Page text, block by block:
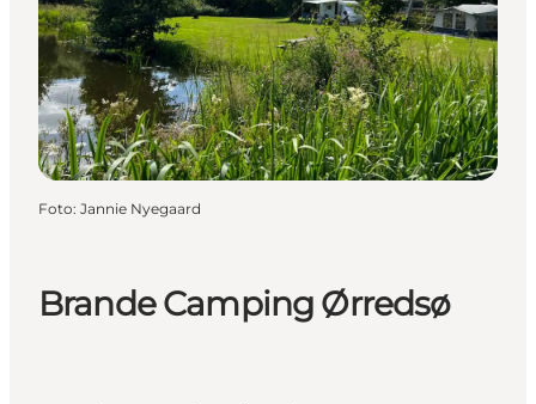
Se og oplev
Find vej
Sov godt
Book overnatning
Brande Camping Ørredsø
Foto: Jannie Nyegaard